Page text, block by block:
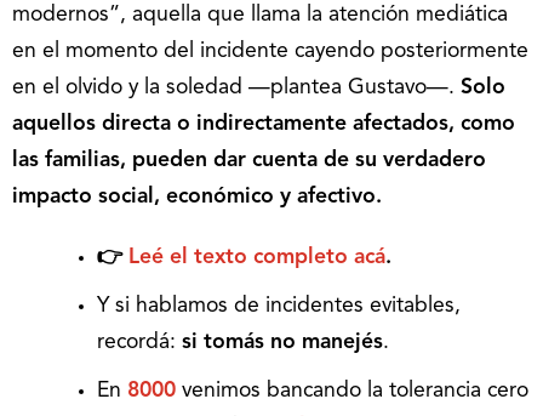
modernos”, aquella que llama la atención mediática
en el momento del incidente cayendo posteriormente
en el olvido y la soledad —plantea Gustavo—. Solo
aquellos directa o indirectamente afectados, como
las familias, pueden dar cuenta de su verdadero
impacto social, económico y afectivo.
👉 Leé el texto completo acá.
Y si hablamos de incidentes evitables,
recordá: si tomás no manejés.
En 8000 venimos bancando la tolerancia cero